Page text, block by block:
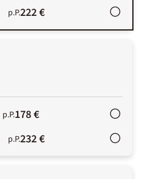
p.P.222 €
p.P.178 €
p.P.232 €